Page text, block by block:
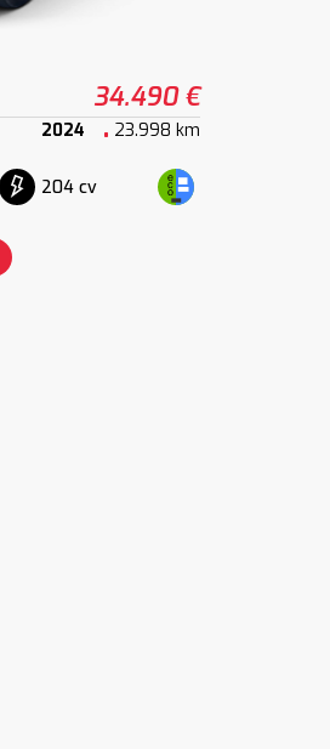
34.490 €
2024 23.998 km
204 cv